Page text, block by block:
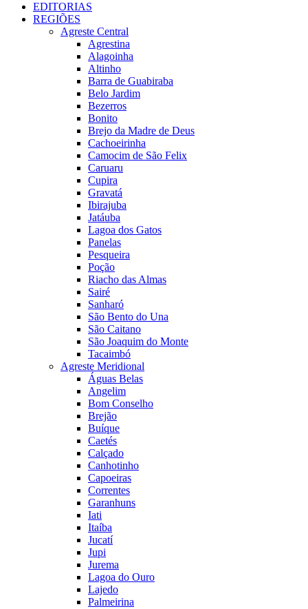
EDITORIAS
REGIÕES
Agreste Central
Agrestina
Alagoinha
Altinho
Barra de Guabiraba
Belo Jardim
Bezerros
Bonito
Brejo da Madre de Deus
Cachoeirinha
Camocim de São Felix
Caruaru
Cupira
Gravatá
Ibirajuba
Jatáuba
Lagoa dos Gatos
Panelas
Pesqueira
Poção
Riacho das Almas
Sairé
Sanharó
São Bento do Una
São Caitano
São Joaquim do Monte
Tacaimbó
Agreste Meridional
Águas Belas
Angelim
Bom Conselho
Brejão
Buíque
Caetés
Calçado
Canhotinho
Capoeiras
Correntes
Garanhuns
Iati
Itaíba
Jucatí
Jupi
Jurema
Lagoa do Ouro
Lajedo
Palmeirina